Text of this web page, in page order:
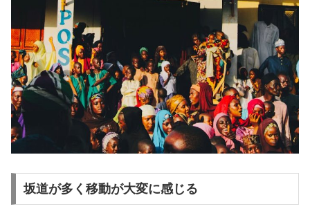
坂道が多く移動が大変に感じる